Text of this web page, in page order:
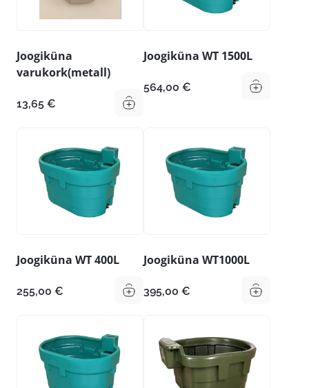
Joogiküna
varukork(metall)
13,65 €
Joogiküna WT 1500L
564,00 €
Joogiküna WT 400L
255,00 €
Joogiküna WT1000L
395,00 €